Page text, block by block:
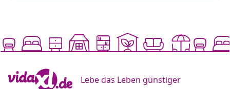
Lebe das Leben günstiger